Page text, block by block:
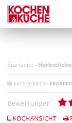
Direkt
zum
Inhalt
Startseite -
KATEGORIE(N): ERDÄPFEL
Bewertungen
KOCHANSICHT